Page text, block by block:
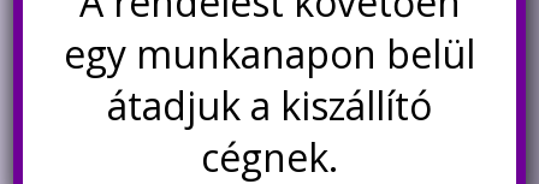
900M-T-3.2D pákahegy
30×20 cm-es hőálló
forrasztáshoz
egy munkanapon belül
átadjuk a kiszállító
cégnek.